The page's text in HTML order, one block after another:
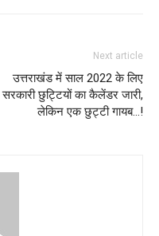
Next article
उत्तराखंड में साल 2022 के लिए
सरकारी छुट्टियों का कैलेंडर जारी,
लेकिन एक छुट्टी गायब…!